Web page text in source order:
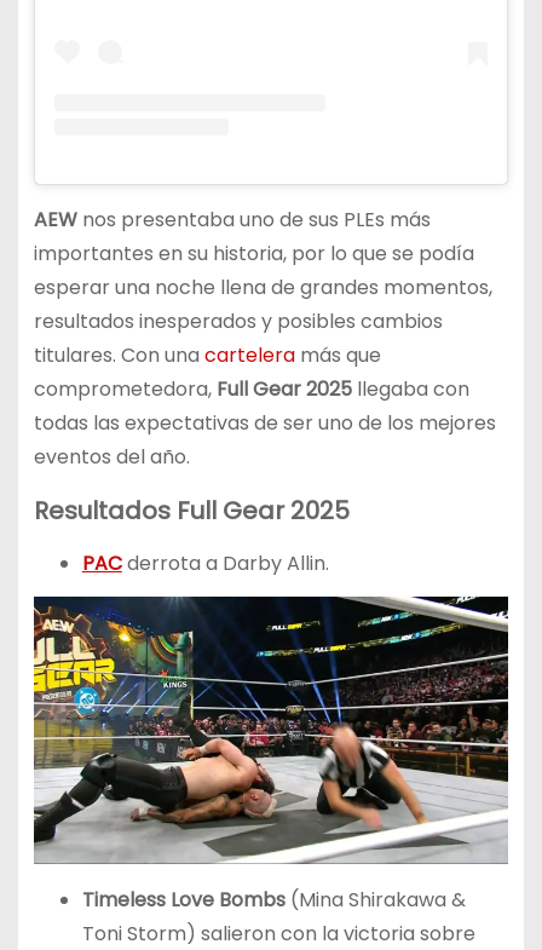
AEWnos presentaba uno de sus PLEs más
importantes en su historia, por lo que se podía
esperar una noche llena de grandes momentos,
resultados inesperados y posibles cambios
titulares. Con una carteleramás que
comprometedora, Full Gear 2025llegaba con
todas las expectativas de ser uno de los mejores
eventos del año.
Resultados Full Gear 2025
PACderrota a Darby Allin.
Timeless Love Bombs(Mina Shirakawa &
Toni Storm) salieron con la victoria sobre